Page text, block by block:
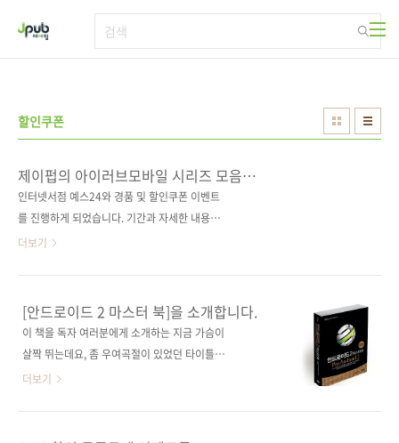
할인쿠폰
제이펍의 아이러브모바일 시리즈 모음전
이벤트
인터넷서점 예스24와 경품 및 할인쿠폰 이벤트
를 진행하게 되었습니다. 기간과 자세한 내용은
아래의 이미지를 참고하시기 바랍니다. 아이패
요. 운이 좋으면 신상 태블릿을 하나 얻을 수도
있으니까요. ^^ 지름신이 강림해도 부디 외면하
시지 말기를~~~ 경품이벤트는 경비상의 문제로
하시던 분들에게도 혜택을 드리고자 시리즈에
해당하는 도서 모두를 10% 기본 할인 + 10%
더보기
[안드로이드 2 마스터 북]을 소개합니다.
이 책을 독자 여러분에게 소개하는 지금 가슴이
살짝 뛰는데요, 좀 우여곡절이 있었던 타이틀입
니다. 이 책은 [Pro Android 2]를 번역한 책입니
인적인 사정으로 인해 계약이 파기되는 상황이
더보기